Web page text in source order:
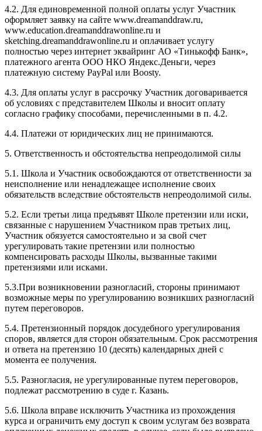
4.2. Для единовременной полной оплаты услуг Участник
оформляет заявку на сайте www.dreamanddraw.ru,
www.education.dreamanddrawonline.ru и
sketching.dreamanddrawonline.ru и оплачивает услугу
полностью через интернет эквайринг АО «Тинькофф Банк»,
платежного агента ООО НКО Яндекс.Деньги, через
платежную систему PayPal или Boosty.
4.3. Для оплаты услуг в рассрочку Участник договаривается
об условиях с представителем Школы и вносит оплату
согласно графику способами, перечисленными в п. 4.2.
4.4. Платежи от юридических лиц не принимаются.
5. Ответственность и обстоятельства непреодолимой силы
5.1. Школа и Участник освобождаются от ответственности за
неисполнение или ненадлежащее исполнение своих
обязательств вследствие обстоятельств непреодолимой силы.
5.2. Если третьи лица предъявят Школе претензии или иски,
связанные с нарушением Участником прав третьих лиц,
Участник обязуется самостоятельно и за свой счет
урегулировать такие претензии или полностью
компенсировать расходы Школы, вызванные такими
претензиями или исками.
5.3.При возникновении разногласий, стороны принимают
возможные меры по урегулированию возникших разногласий
путем переговоров.
5.4. Претензионный порядок досудебного урегулирования
споров, является для сторон обязательным. Срок рассмотрения
и ответа на претензию 10 (десять) календарных дней с
момента ее получения.
5.5. Разногласия, не урегулированные путем переговоров,
подлежат рассмотрению в суде г. Казань.
5.6. Школа вправе исключить Участника из прохождения
курса и ограничить ему доступ к своим услугам без возврата